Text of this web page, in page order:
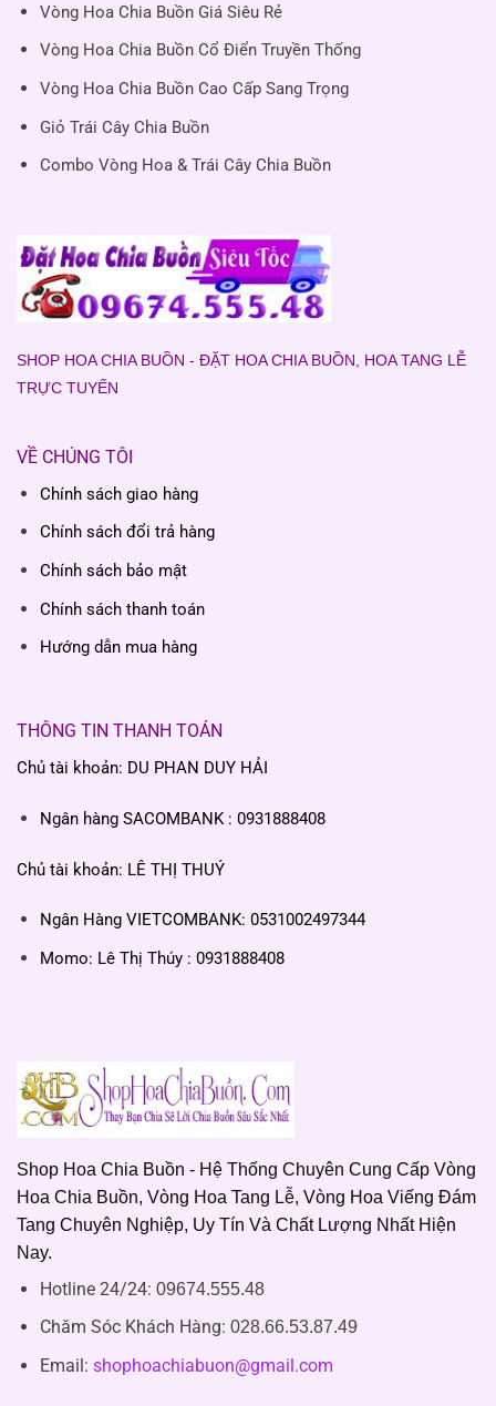
Vòng Hoa Chia Buồn Giá Siêu Rẻ
Vòng Hoa Chia Buồn Cổ Điển Truyền Thống
Vòng Hoa Chia Buồn Cao Cấp Sang Trọng
Giỏ Trái Cây Chia Buồn
Combo Vòng Hoa & Trái Cây Chia Buồn
SHOP HOA CHIA BUỒN - ĐẶT HOA CHIA BUỒN, HOA TANG LỄ
TRỰC TUYẾN
VỀ CHÚNG TÔI
Chính sách giao hàng
Chính sách đổi trả hàng
Chính sách bảo mật
Chính sách thanh toán
Hướng dẫn mua hàng
THÔNG TIN THANH TOÁN
Chủ tài khoản: DU PHAN DUY HẢI
Ngân hàng SACOMBANK : 0931888408
Chủ tài khoản: LÊ THỊ THUÝ
Ngân Hàng VIETCOMBANK: 0531002497344
Momo: Lê Thị Thúy : 0931888408
Shop Hoa Chia Buồn - Hệ Thống Chuyên Cung Cấp Vòng
Hoa Chia Buồn, Vòng Hoa Tang Lễ, Vòng Hoa Viếng Đám
Tang Chuyên Nghiệp, Uy Tín Và Chất Lượng Nhất Hiện
Nay.
Hotline 24/24: 09674.555.48
Chăm Sóc Khách Hàng: 028.66.53.87.49
Email: shophoachiabuon@gmail.com